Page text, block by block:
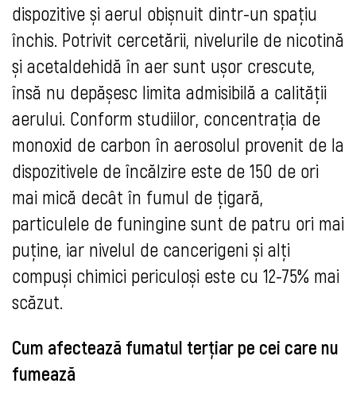
dispozitive și aerul obișnuit dintr-un spațiu
închis. Potrivit cercetării, nivelurile de nicotină
și acetaldehidă în aer sunt ușor crescute,
însă nu depășesc limita admisibilă a calității
aerului. Conform studiilor, concentrația de
monoxid de carbon în aerosolul provenit de la
dispozitivele de încălzire este de 150 de ori
mai mică decât în fumul de țigară,
particulele de funingine sunt de patru ori mai
puține, iar nivelul de cancerigeni și alți
compuși chimici periculoși este cu 12-75% mai
scăzut.
Cum afectează fumatul terțiar pe cei care nu
fumează